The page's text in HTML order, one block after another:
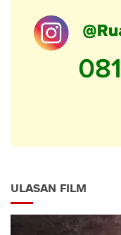
ULASAN FILM